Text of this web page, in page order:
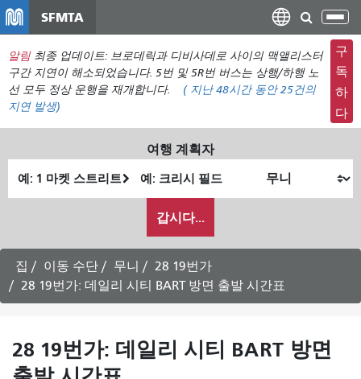
컨
텐
츠
건
너
기
SFMTA
탐
색
메
뉴
전
환
알림 최종 업데이트: 브로데릭과 디비사데로 사이의 맥앨리스터
구간 지연이 해소되었습니다. 5번 및 5R번 버스는 상행/하행 노
선 모두 정상 운행을 재개합니다.
( 지난 48시간 동안25건의
지연 발생)
구
독
하
다
여행 계획자
가
여
행
하
고
은
갑시다...
집 이동 수단 무니
28 19번가
28 19번가: 데일리 시티 BART 방면 출발 시간표
28 19번가: 데일리 시티 BART 방면